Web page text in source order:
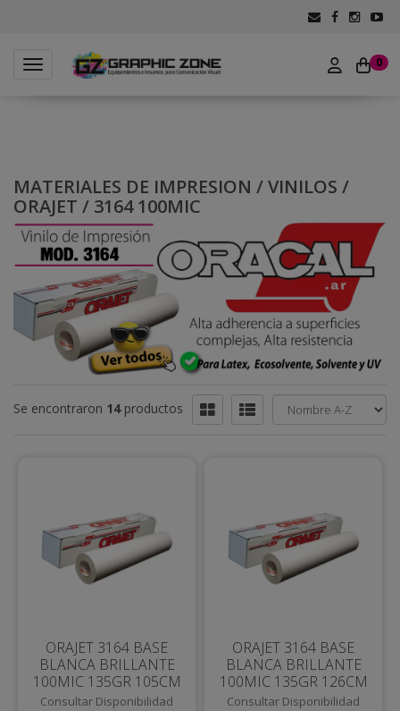
0
Toggle navigation
MATERIALES DE IMPRESION /VINILOS /
ORAJET / 3164 100MIC
Se encontraron 14 productos
ORAJET 3164 BASE
BLANCA BRILLANTE
100MIC 135GR 105CM
Consultar Disponibilidad
ORAJET 3164 BASE
BLANCA BRILLANTE
100MIC 135GR 126CM
Consultar Disponibilidad